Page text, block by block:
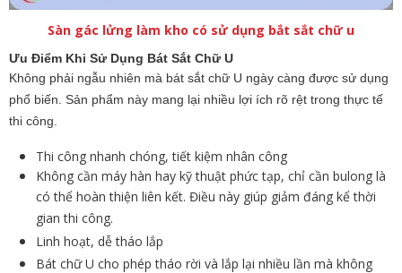
Sàn gác lửng làm kho có sử dụng bắt sắt chữ u
Ưu Điểm Khi Sử Dụng Bát Sắt Chữ U
Không phải ngẫu nhiên mà bát sắt chữ U ngày càng được sử dụng
phổ biến. Sản phẩm này mang lại nhiều lợi ích rõ rệt trong thực tế
thi công.
Thi công nhanh chóng, tiết kiệm nhân công
Không cần máy hàn hay kỹ thuật phức tạp, chỉ cần bulong là
có thể hoàn thiện liên kết. Điều này giúp giảm đáng kể thời
gian thi công.
Linh hoạt, dễ tháo lắp
Bát chữ U cho phép tháo rời và lắp lại nhiều lần mà không